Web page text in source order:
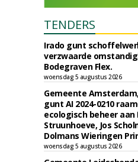
TENDERS
Irado gunt
verzwaarde
Bodegraven Flex.
woensdag 5 augustus 2026
Gemeente
gunt AI 2024-0210
ecologisch beheer aan
Struunhoeve, Jos
Dolmans Wieringen
woensdag 5 augustus 2026